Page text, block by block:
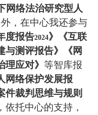
网络法治研究型人
，在中心我还参与
度报告2024》《互联
与测评报告》《网
应对》 等智库报
网络保护发展报
件裁判思维与规则
托中心的支持，